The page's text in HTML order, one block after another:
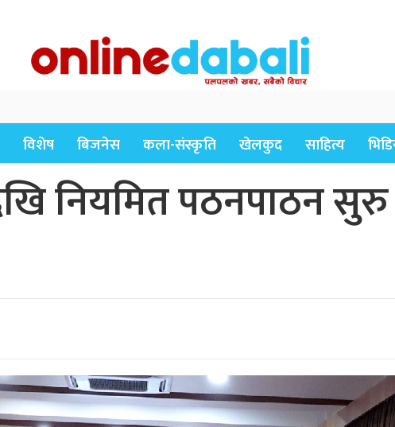
विशेष बिजनेस कला-संस्कृति खेलकुद साहित्य
नियमित पठनपाठन सुरु